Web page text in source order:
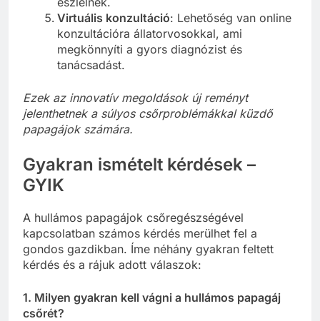
Virtuális konzultáció: Lehetőség van online
konzultációra állatorvosokkal, ami
megkönnyíti a gyors diagnózist és
tanácsadást.
Ezek az innovatív megoldások új reményt
jelenthetnek a súlyos csőrproblémákkal küzdő
papagájok számára.
Gyakran ismételt kérdések –
GYIK
A hullámos papagájok csőregészségével
kapcsolatban számos kérdés merülhet fel a
gondos gazdikban. Íme néhány gyakran feltett
kérdés és a rájuk adott válaszok:
1. Milyen gyakran kell vágni a hullámos papagáj
csőrét?